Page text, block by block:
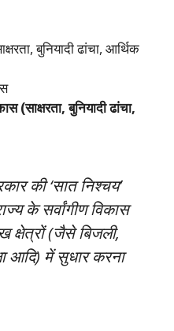
बुनियादी ढांचा, आर्थिक
(साक्षरता, बुनियादी ढांचा,
की ‘सात निश्चय’
के सर्वांगीण विकास
क्षेत्रों (जैसे बिजली,
आदि) में सुधार करना